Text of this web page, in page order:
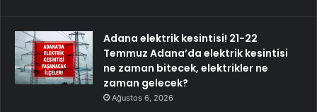
Adana elektrik kesintisi! 21-22
Temmuz Adana’da elektrik kesintisi
ne zaman bitecek, elektrikler ne
zaman gelecek?
Ağustos 6, 2026